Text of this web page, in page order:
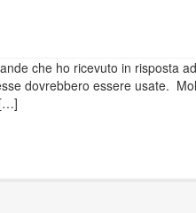
che ho ricevuto in risposta
dovrebbero essere usate.